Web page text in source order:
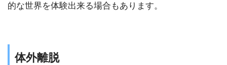
的な世界を体験出来る場合もあります。
体外離脱